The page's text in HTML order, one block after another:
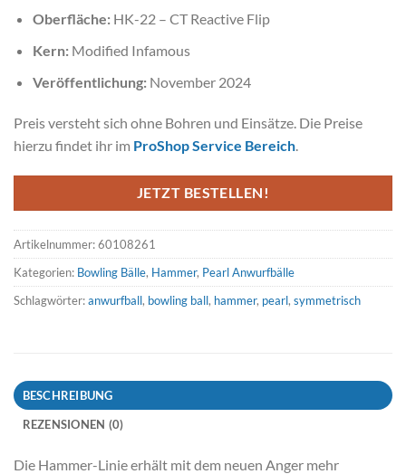
Oberfläche:HK-22 – CT Reactive Flip
Kern:Modified Infamous
Veröffentlichung:November 2024
Preis versteht sich ohne Bohren und Einsätze. Die Preise
hierzu findet ihr im ProShop Service Bereich.
JETZT BESTELLEN!
Artikelnummer:60108261
Kategorien: Bowling Bälle, Hammer, Pearl Anwurfbälle
Schlagwörter:anwurfball, bowling ball, hammer, pearl, symmetrisch
BESCHREIBUNG
REZENSIONEN (0)
Die Hammer-Linie erhält mit dem neuen Anger mehr